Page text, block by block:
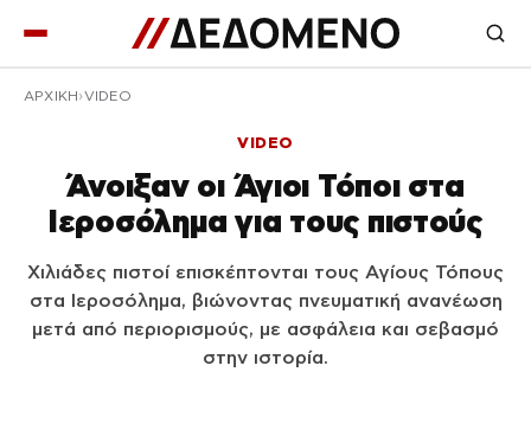
ΑΡΧΙΚΉ VIDEO
VIDEO
Άνοιξαν οι Άγιοι Τόποι στα
Ιεροσόλημα για τους πιστούς
Χιλιάδες πιστοί επισκέπτονται τους Αγίους Τόπους
στα Ιεροσόλημα, βιώνοντας πνευματική ανανέωση
μετά από περιορισμούς, με ασφάλεια και σεβασμό
στην ιστορία.